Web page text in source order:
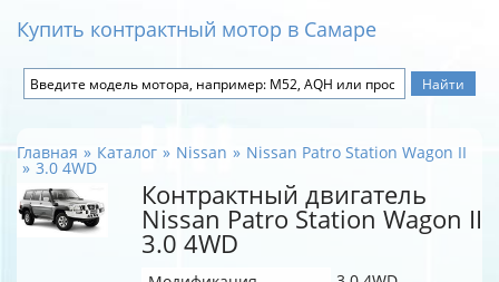
Купить контрактный мотор в Самаре
Главная Каталог Nissan Nissan Patro Station Wagon II
3.0 4WD
Контрактный двигатель
Nissan Patro Station Wagon II
3.0 4WD